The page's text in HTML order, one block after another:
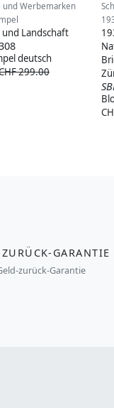
und Werbemarken
und Landschaft
deutsch
299.00
GARANTIE
zurück-Garantie